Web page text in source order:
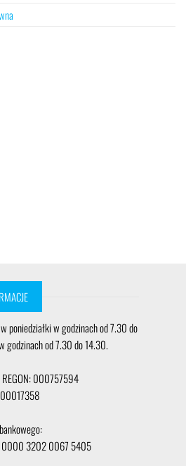
poniedziałki w godzinach od 7.30 do
godzinach od 7.30 do 14.30.
000757594
0000 3202 0067 5405